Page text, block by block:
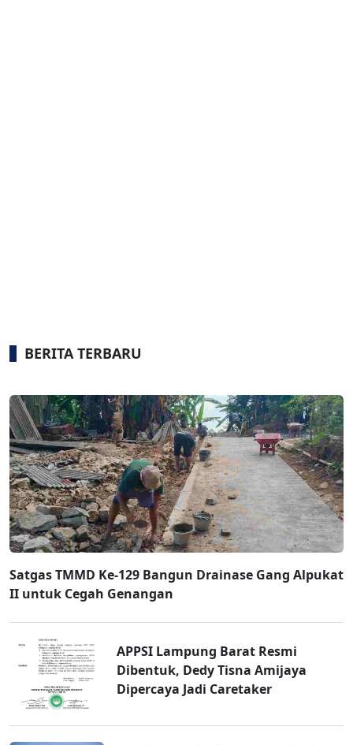
BERITA TERBARU
Satgas TMMD Ke-129 Bangun Drainase Gang Alpukat
II untuk Cegah Genangan
APPSI Lampung Barat Resmi
Dibentuk, Dedy Tisna Amijaya
Dipercaya Jadi Caretaker